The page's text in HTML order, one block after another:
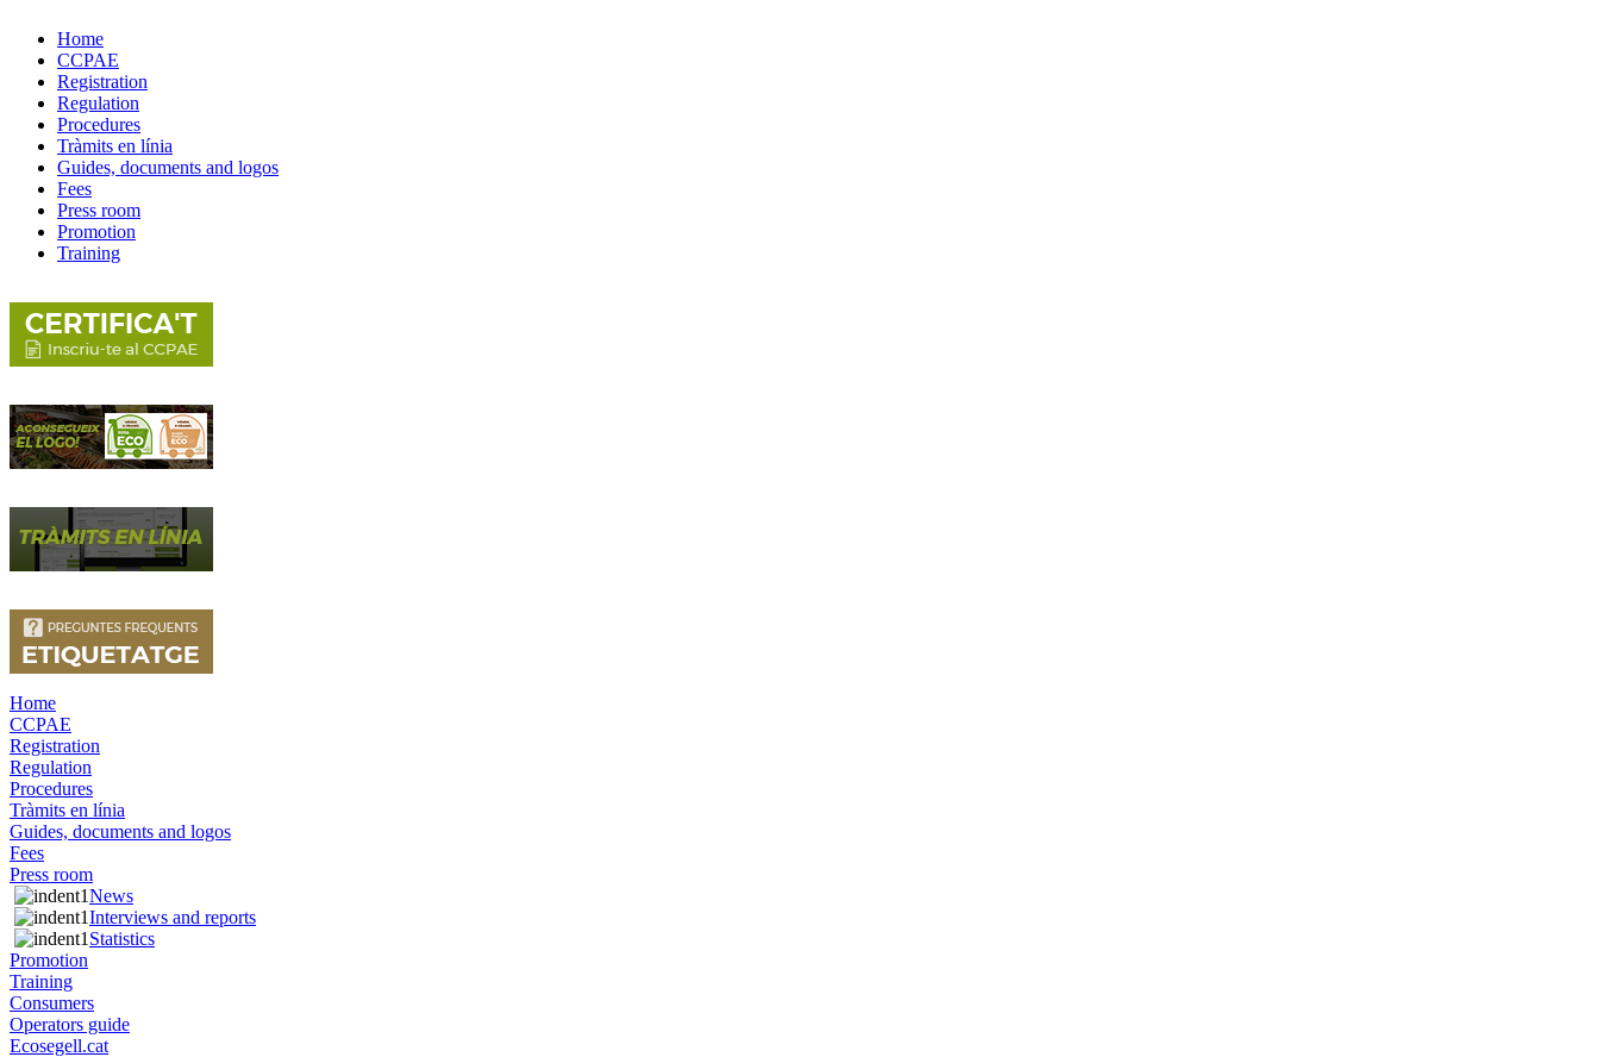
Home
CCPAE
Registration
Regulation
Procedures
Tràmits en línia
Guides, documents and logos
Fees
Press room
Promotion
Training
Home
CCPAE
Registration
Regulation
Procedures
Tràmits en línia
Guides, documents and logos
Fees
Press room
News
Interviews and reports
Statistics
Promotion
Training
Consumers
Operators guide
Ecosegell.cat